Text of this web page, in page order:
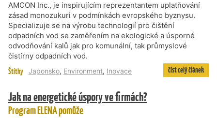
AMCON Inc., je inspirujícím reprezentantem uplatňování
zásad monozukuri v podmínkách evropského byznysu.
Specializuje se na výrobu technologií pro čištění
odpadních vod se zaměřením na ekologické a úsporné
odvodňování kalů jak pro komunální, tak průmyslové
čistírny odpadních vod.
Štítky Japonsko, Environment, Inovace číst celý článek
Jak na energetické úspory ve firmách?
Program ELENA pomůže